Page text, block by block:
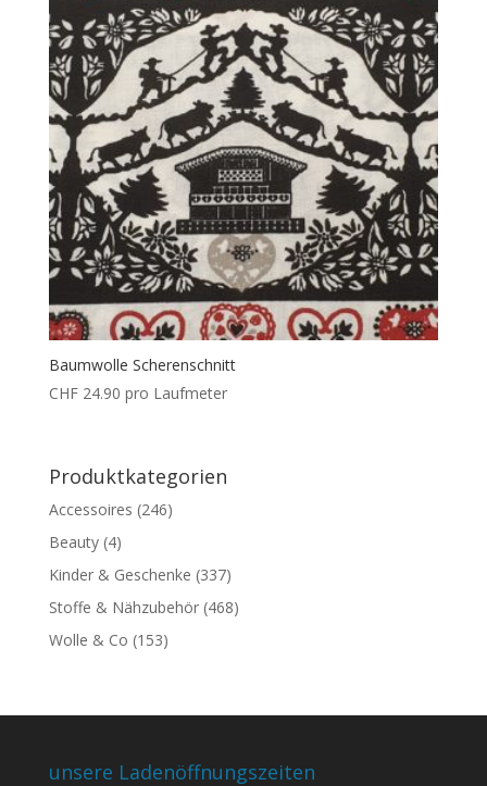
Baumwolle Scherenschnitt
CHF24.90 pro Laufmeter
Produktkategorien
Accessoires (246)
Beauty (4)
Kinder & Geschenke (337)
Stoffe & Nähzubehör (468)
Wolle & Co (153)
unsere Ladenöffnungszeiten